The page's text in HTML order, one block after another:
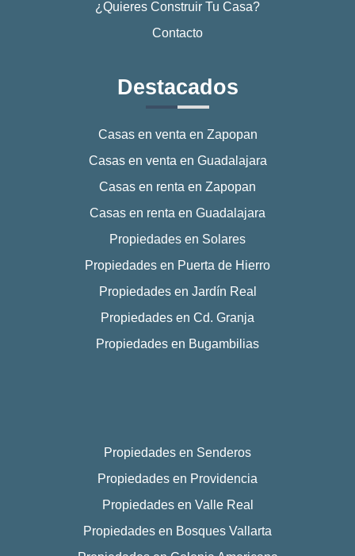
¿Quieres Construir Tu Casa?
Contacto
Destacados
Casas en venta en Zapopan
Casas en venta en Guadalajara
Casas en renta en Zapopan
Casas en renta en Guadalajara
Propiedades en Solares
Propiedades en Puerta de Hierro
Propiedades en Jardín Real
Propiedades en Cd. Granja
Propiedades en Bugambilias
Propiedades en Senderos
Propiedades en Providencia
Propiedades en Valle Real
Propiedades en Bosques Vallarta